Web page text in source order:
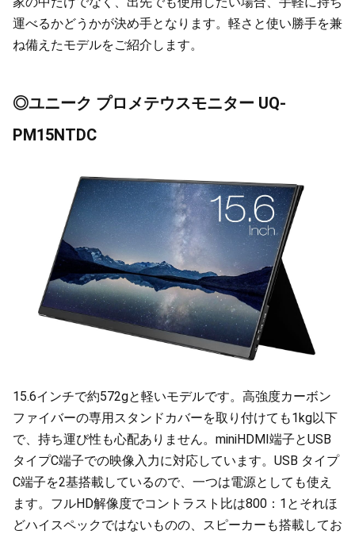
運べるかどうかが決め手となります。軽さと使い勝手を兼
ね備えたモデルをご紹介します。
◎ユニーク プロメテウスモニター UQ-
PM15NTDC
15.6インチで約572gと軽いモデルです。高強度カーボン
ファイバーの専用スタンドカバーを取り付けても1kg以下
で、持ち運び性も心配ありません。miniHDMI端子とUSB
タイプC端子での映像入力に対応しています。USB タイプ
C端子を2基搭載しているので、一つは電源としても使え
ます。フルHD解像度でコントラスト比は800：1とそれほ
どハイスペックではないものの、スピーカーも搭載してお